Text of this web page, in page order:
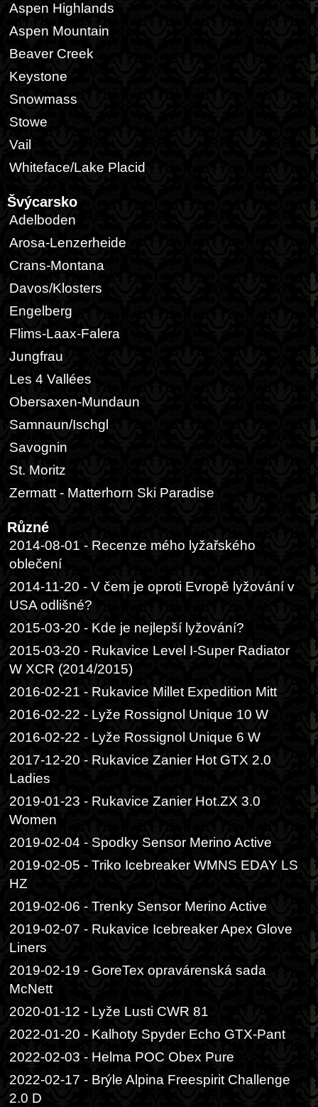
Aspen Highlands
Aspen Mountain
Beaver Creek
Keystone
Snowmass
Stowe
Vail
Whiteface/Lake Placid
Švýcarsko
Adelboden
Arosa-Lenzerheide
Crans-Montana
Davos/Klosters
Engelberg
Flims-Laax-Falera
Jungfrau
Les 4 Vallées
Obersaxen-Mundaun
Samnaun/Ischgl
Savognin
St. Moritz
Zermatt - Matterhorn Ski Paradise
Různé
2014-08-01 - Recenze mého lyžařského
oblečení
2014-11-20 - V čem je oproti Evropě lyžování v
USA odlišné?
2015-03-20 - Kde je nejlepší lyžování?
2015-03-20 - Rukavice Level I-Super Radiator
W XCR (2014/2015)
2016-02-21 - Rukavice Millet Expedition Mitt
2016-02-22 - Lyže Rossignol Unique 10 W
2016-02-22 - Lyže Rossignol Unique 6 W
2017-12-20 - Rukavice Zanier Hot GTX 2.0
Ladies
2019-01-23 - Rukavice Zanier Hot.ZX 3.0
Women
2019-02-04 - Spodky Sensor Merino Active
2019-02-05 - Triko Icebreaker WMNS EDAY LS
HZ
2019-02-06 - Trenky Sensor Merino Active
2019-02-07 - Rukavice Icebreaker Apex Glove
Liners
2019-02-19 - GoreTex opravárenská sada
McNett
2020-01-12 - Lyže Lusti CWR 81
2022-01-20 - Kalhoty Spyder Echo GTX-Pant
2022-02-03 - Helma POC Obex Pure
2022-02-17 - Brýle Alpina Freespirit Challenge
2.0 D